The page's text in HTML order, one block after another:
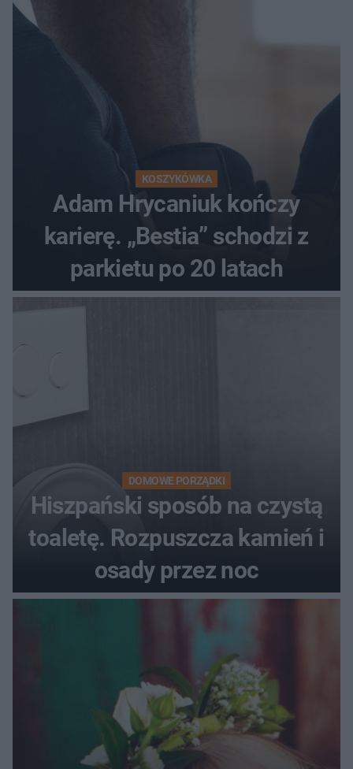
KOSZYKÓWKA
Adam Hrycaniuk kończy
karierę. „Bestia” schodzi z
parkietu po 20 latach
DOMOWE PORZĄDKI
Hiszpański sposób na czystą
toaletę. Rozpuszcza kamień i
osady przez noc